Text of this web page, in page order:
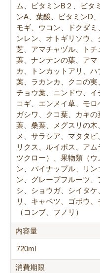
ム、ビタミンB２、ビタ
ンA、葉酸、ビタミンD
モギ、ウコン、ドクダ
ンレン、オトギリソウ
芝、アマチャヅル、ト
葉、ナンテンの葉、ア
カ、トンカットアリ、
葉、ラカンカ、クコの
チョウ葉、ニンドウ、
コギ、エンメイ草、モ
ガシワ、クコ葉、カキ
葉、桑葉、メグスリの
メ、サラシア、マタタ
リクス、ルイボス、ア
ツクロー）、果物類（
ン、パイナップル、リ
ン、グレープフルーツ
シ、ショウガ、シイタ
リ、キャベツ、ゴボウ
（コンブ、フノリ）
内容量
720ml
消費期限